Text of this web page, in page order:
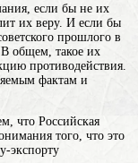
если бы не их
их веру. И если бы
прошлого в
общем, такое их
противодействия.
фактам и
что Российская
того, что это
экспорту